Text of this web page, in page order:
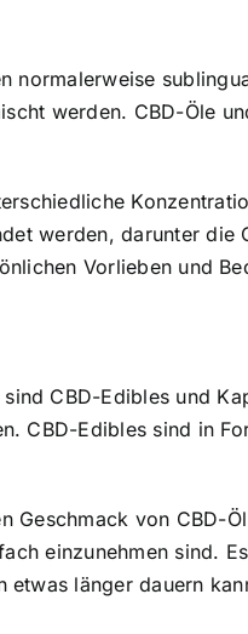
normalerweise
werden. CBD-Öle
werden, darunter
Vorlieben und
CBD-Edibles und
CBD-Edibles sind in
Geschmack von CBD-
einzunehmen sind.
länger dauern